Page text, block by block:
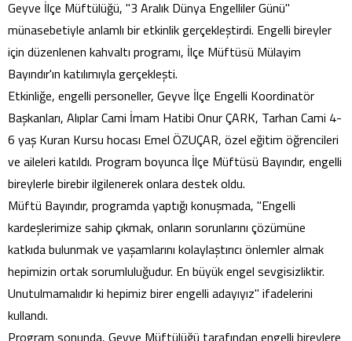
Geyve İlçe Müftülüğü, "3 Aralık Dünya Engelliler Günü"
münasebetiyle anlamlı bir etkinlik gerçekleştirdi. Engelli bireyler
için düzenlenen kahvaltı programı, İlçe Müftüsü Mülayim
Bayındır'ın katılımıyla gerçekleşti.
Etkinliğe, engelli personeller, Geyve İlçe Engelli Koordinatör
Başkanları, Alıplar Cami İmam Hatibi Onur ÇARK, Tarhan Cami 4-
6 yaş Kuran Kursu hocası Emel ÖZUÇAR, özel eğitim öğrencileri
ve aileleri katıldı. Program boyunca İlçe Müftüsü Bayındır, engelli
bireylerle birebir ilgilenerek onlara destek oldu.
Müftü Bayındır, programda yaptığı konuşmada, "Engelli
kardeşlerimize sahip çıkmak, onların sorunlarını çözümüne
katkıda bulunmak ve yaşamlarını kolaylaştırıcı önlemler almak
hepimizin ortak sorumluluğudur. En büyük engel sevgisizliktir.
Unutulmamalıdır ki hepimiz birer engelli adayıyız" ifadelerini
kullandı.
Program sonunda, Geyve Müftülüğü tarafından engelli bireylere